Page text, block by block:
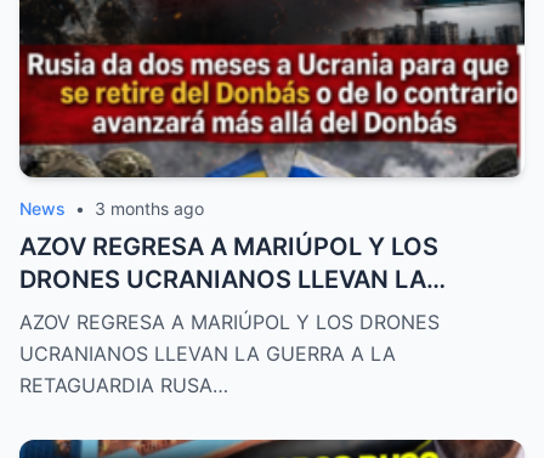
News • 3 months ago
AZOV REGRESA A MARIÚPOL Y LOS
DRONES UCRANIANOS LLEVAN LA
GUERRA A LA RETAGUARDIA RUSA
AZOV REGRESA A MARIÚPOL Y LOS DRONES
UCRANIANOS LLEVAN LA GUERRA A LA
RETAGUARDIA RUSA…